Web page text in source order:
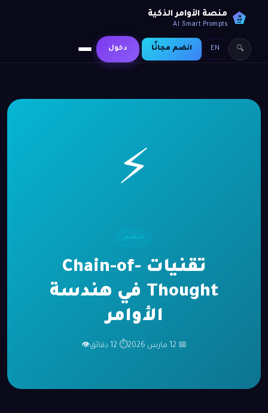
AI
SP
منصة الأوامر الذكية
AI Smart Prompts
🔍
EN انضم مجانًا دخول
⚡
متقدم
تقنيات Chain-of-
Thought في هندسة
الأوامر
📅 12 مارس 2026 ⏱ 12 دقائق 👁